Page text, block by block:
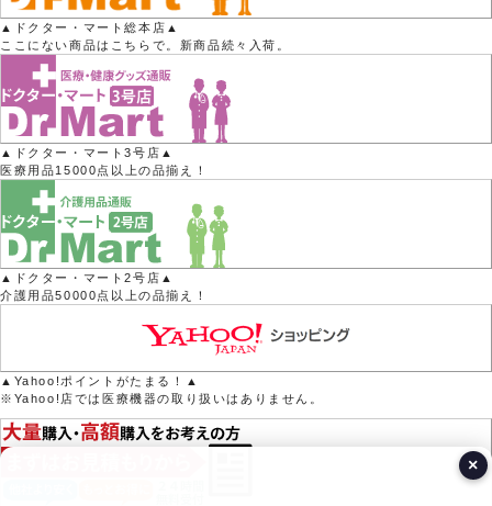
▲ドクター・マート総本店▲
ここにない商品はこちらで。新商品続々入荷。
▲ドクター・マート3号店▲
医療用品15000点以上の品揃え！
▲ドクター・マート2号店▲
介護用品50000点以上の品揃え！
▲Yahoo!ポイントがたまる！▲
※Yahoo!店では医療機器の取り扱いはありません。
×